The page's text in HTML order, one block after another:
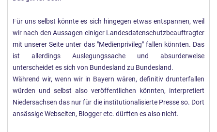
Für uns selbst könnte es sich hingegen etwas entspannen, weil
wir nach den Aussagen einiger Landesdatenschutzbeauftragter
mit unserer Seite unter das "Medienprivileg" fallen könnten. Das
ist allerdings Auslegungssache und absurderweise
unterscheidet es sich von Bundesland zu Bundesland.
Während wir, wenn wir in Bayern wären, definitiv drunterfallen
würden und selbst also veröffentlichen könnten, interpretiert
Niedersachsen das nur für die institutionalisierte Presse so. Dort
ansässige Webseiten, Blogger etc. dürften es also nicht.